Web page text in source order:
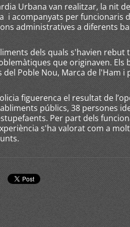
Urbana van realitzar, la nit
i acompanyats per funcionaris
administratives a diferents
dels quals s'havien rebut
que originaven. Els
Poble Nou, Marca de l'Ham i
figuerenca el resultat de
públics, 38 persones
Per part dels
s'ha valorat com a